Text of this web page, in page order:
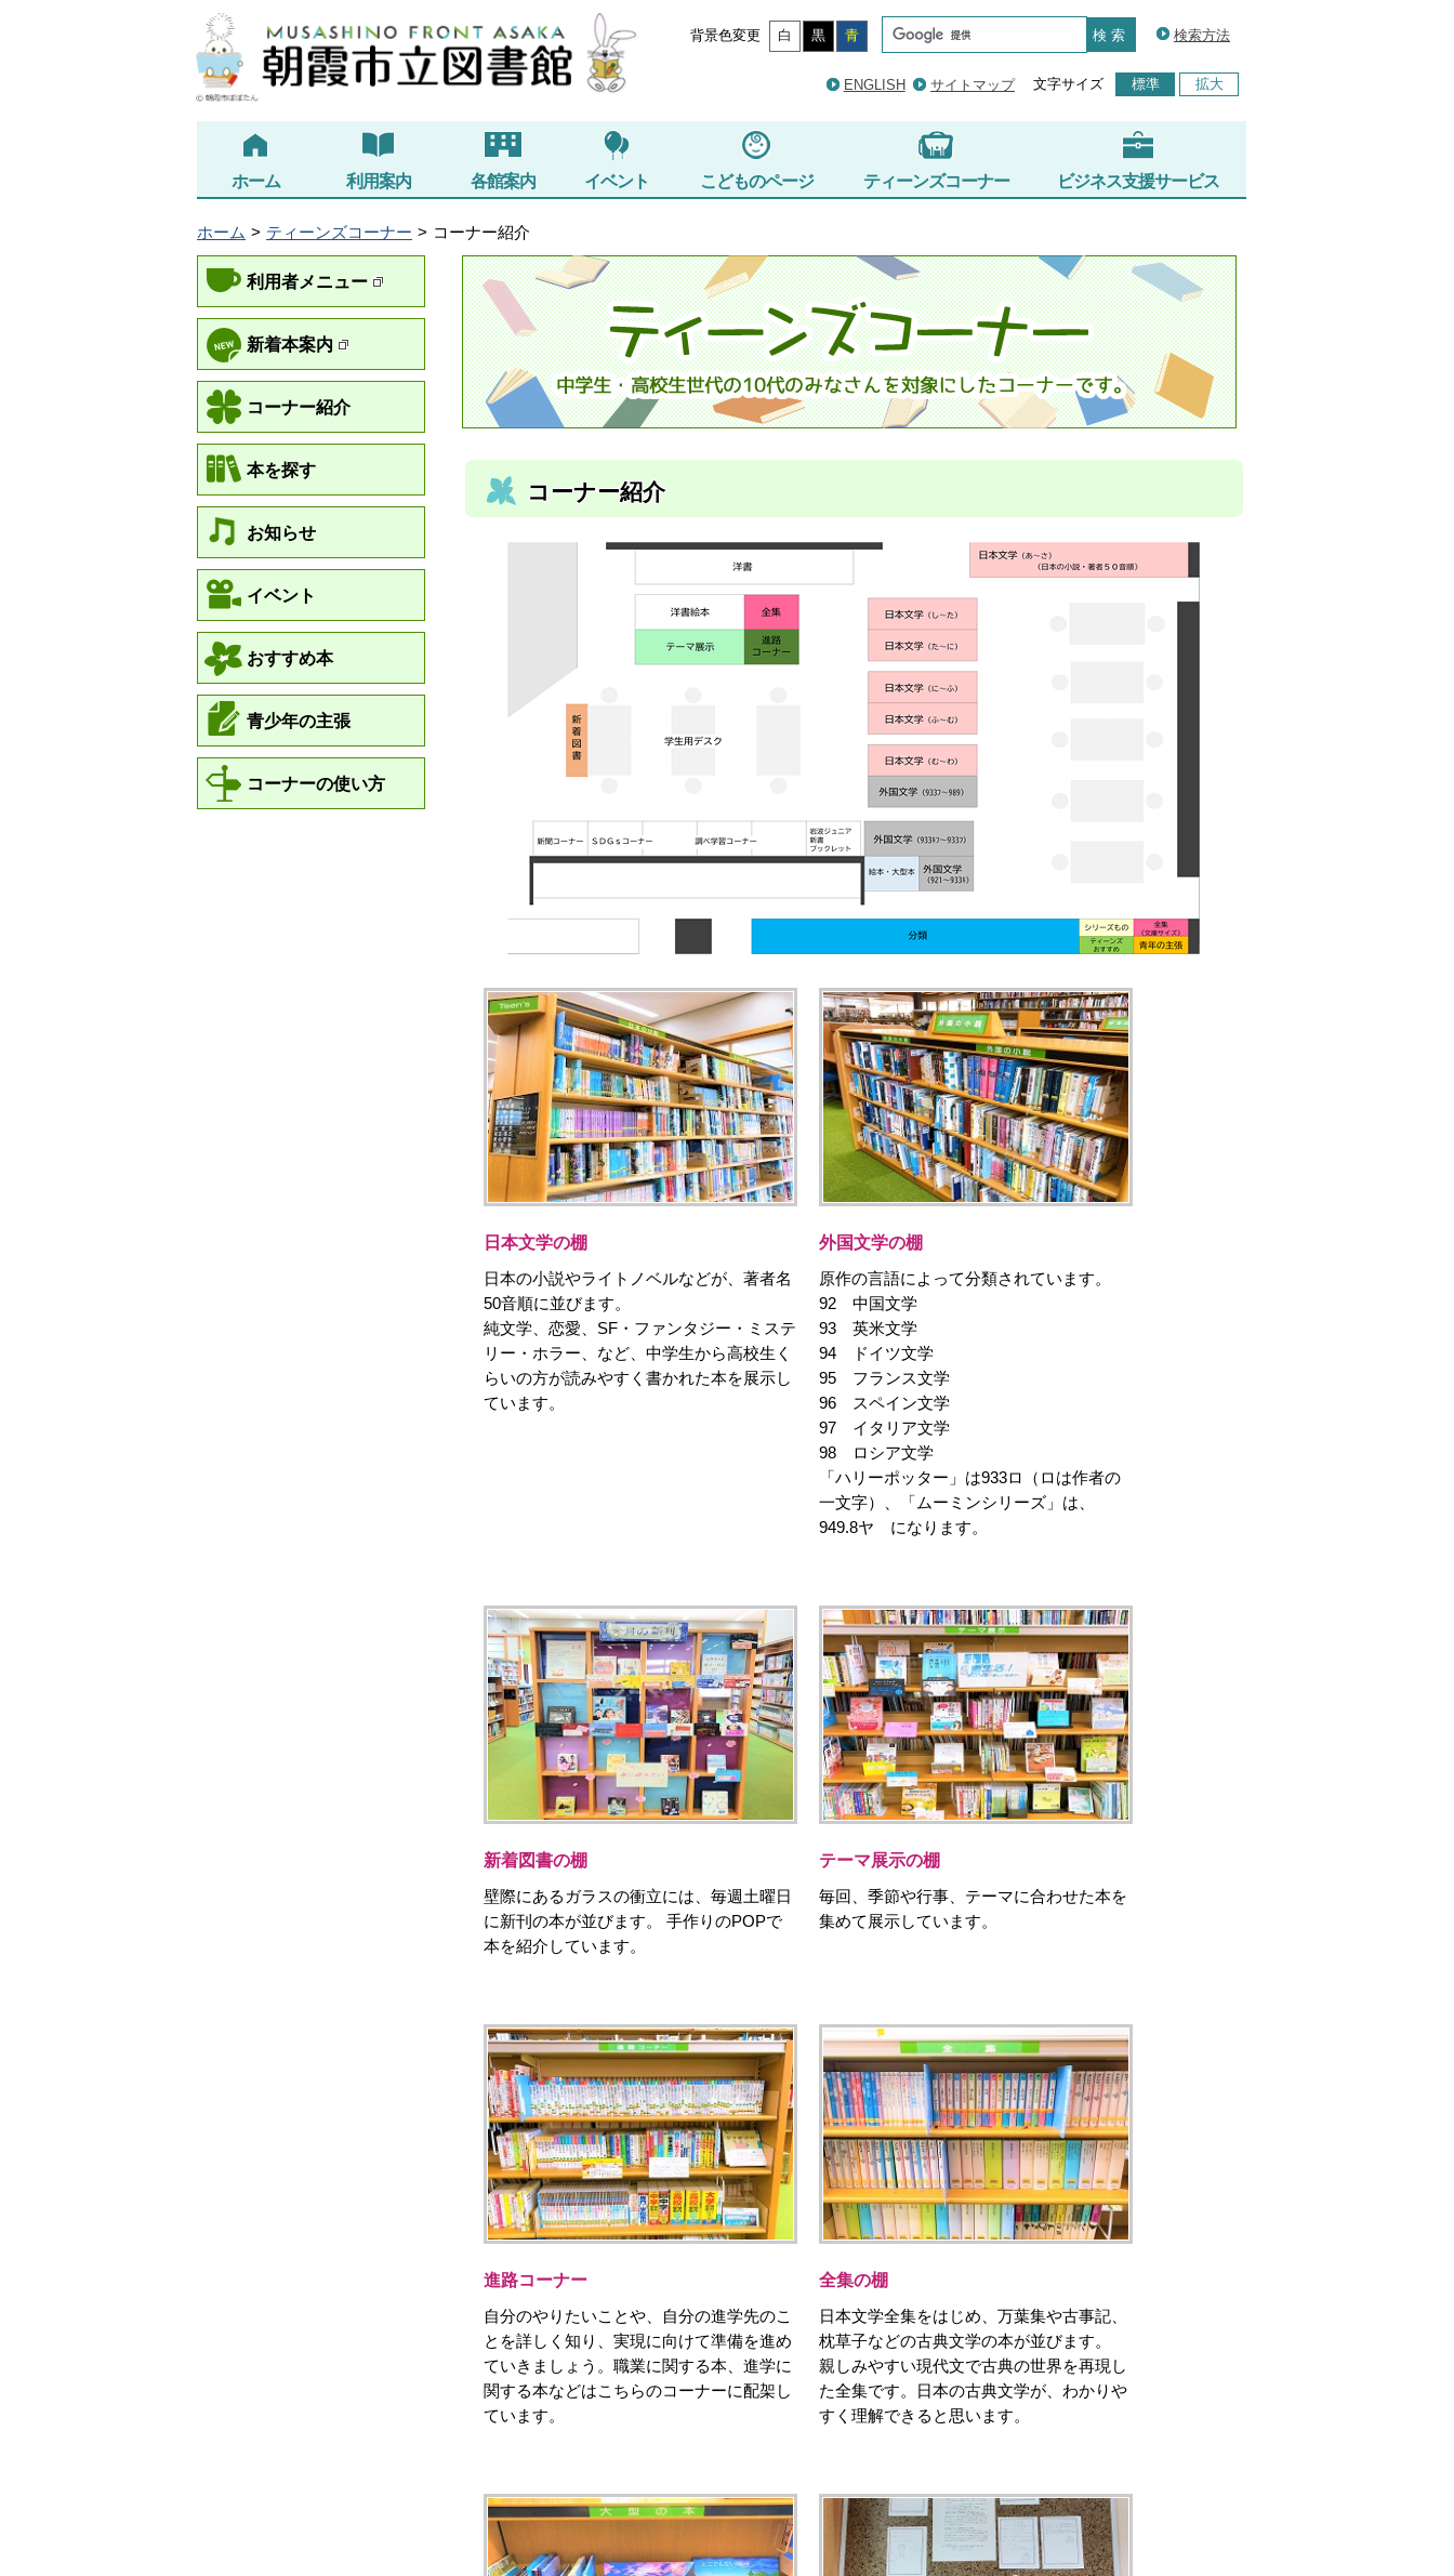
背景色変更 白 黒 青 検索方法
ENGLISH サイトマップ 文字サイズ 標準 拡大
ホーム 利用案内 各館案内 イベント こどものページ ティーンズコーナー ビジネス支援サービス
ホーム ティーンズコーナー コーナー紹介
利用者メニュー
新着本案内
コーナー紹介
本を探す
お知らせ
イベント
おすすめ本
青少年の主張
コーナーの使い方
コーナー紹介
日本文学の棚
日本の小説やライトノベルなどが、著者名
50音順に並びます。
純文学、恋愛、SF・ファンタジー・ミステ
リー・ホラー、など、中学生から高校生く
らいの方が読みやすく書かれた本を展示し
ています。
外国文学の棚
原作の言語によって分類されています。
92 中国文学
93 英米文学
94 ドイツ文学
95 フランス文学
96 スペイン文学
97 イタリア文学
98 ロシア文学
「ハリーポッター」は933ロ（ロは作者の
一文字）、「ムーミンシリーズ」は、
949.8ヤ になります。
新着図書の棚
壁際にあるガラスの衝立には、毎週土曜日
に新刊の本が並びます。 手作りのPOPで
本を紹介しています。
テーマ展示の棚
毎回、季節や行事、テーマに合わせた本を
集めて展示しています。
進路コーナー
自分のやりたいことや、自分の進学先のこ
とを詳しく知り、実現に向けて準備を進め
ていきましょう。職業に関する本、進学に
関する本などはこちらのコーナーに配架し
ています。
全集の棚
日本文学全集をはじめ、万葉集や古事記、
枕草子などの古典文学の本が並びます。
親しみやすい現代文で古典の世界を再現し
た全集です。日本の古典文学が、わかりや
すく理解できると思います。